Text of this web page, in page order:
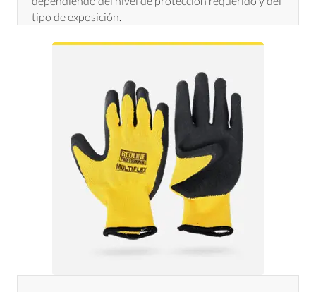
tipo de exposición.